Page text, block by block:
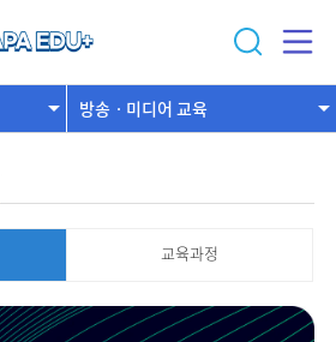
방송ㆍ미디어 교육
교육과정